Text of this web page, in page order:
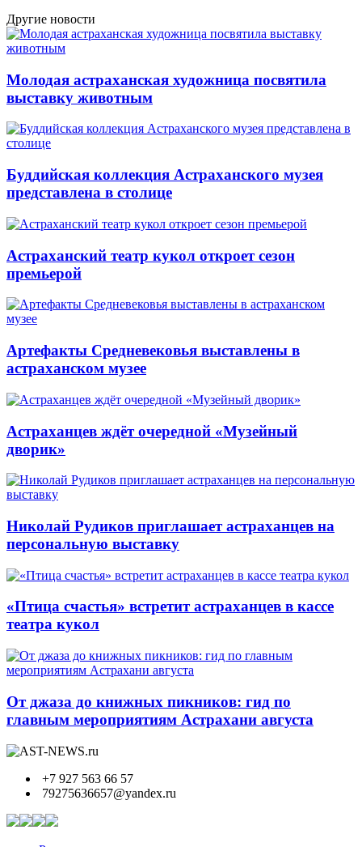
Другие новости
Молодая астраханская художница посвятила
выставку животным
Буддийская коллекция Астраханского музея
представлена в столице
Астраханский театр кукол откроет сезон
премьерой
Артефакты Средневековья выставлены в
астраханском музее
Астраханцев ждёт очередной «Музейный
дворик»
Николай Рудиков приглашает астраханцев на
персональную выставку
«Птица счастья» встретит астраханцев в кассе
театра кукол
От джаза до книжных пикников: гид по
главным мероприятиям Астрахани августа
+7 927 563 66 57
79275636657@yandex.ru